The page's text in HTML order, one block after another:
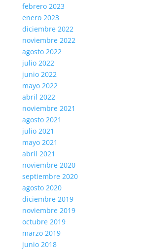
febrero 2023
enero 2023
diciembre 2022
noviembre 2022
agosto 2022
julio 2022
junio 2022
mayo 2022
abril 2022
noviembre 2021
agosto 2021
julio 2021
mayo 2021
abril 2021
noviembre 2020
septiembre 2020
agosto 2020
diciembre 2019
noviembre 2019
octubre 2019
marzo 2019
junio 2018